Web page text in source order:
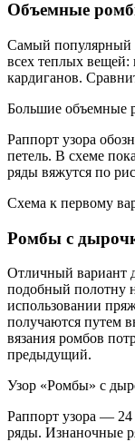
Объемные
Самый популярный
всех теплых вещей:
кардиганов.
Большие объемные
Раппорт узора
петель. В схеме
ряды вяжутся по
Схема к первому
Ромбы с
Отличный вариант
подобный полотну
использовании
получаются путем
вязания ромбов
предыдущий.
Узор «Ромбы» с
Раппорт узора — 24
ряды. Изнаночные